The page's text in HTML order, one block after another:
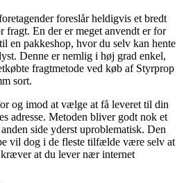
foreslår heldigvis et bredt
fragt. En der er meget anvendt er for
en pakkeshop, hvor du selv kan hente
Denne er nemlig i høj grad enkel,
fragtmetode ved køb af Styrprop
sort.
og imod at vælge at få leveret til din
adresse. Metoden bliver godt nok et
side yderst uproblematisk. Den
vil dog i de fleste tilfælde være selv at
at du lever nær internet